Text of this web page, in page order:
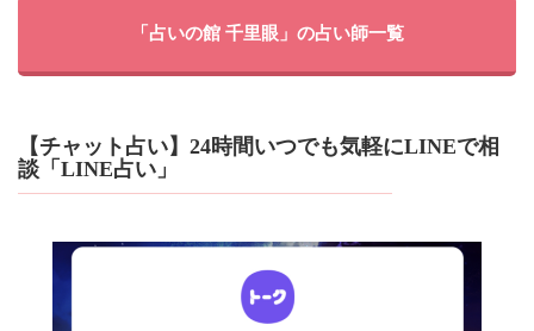
「占いの館 千里眼」の占い師一覧
【チャット占い】24時間いつでも気軽にLINEで相
談「LINE占い」